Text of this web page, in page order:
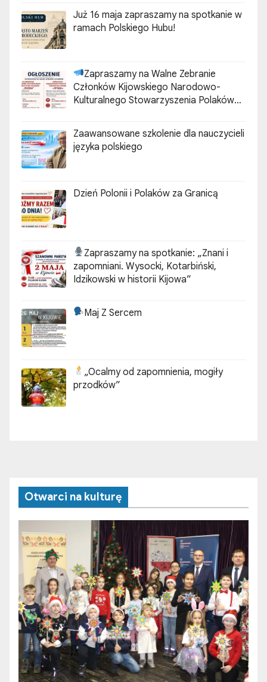
Już 16 maja zapraszamy na spotkanie w
ramach Polskiego Hubu!
Zapraszamy na Walne Zebranie
Członków Kijowskiego Narodowo-
Kulturalnego Stowarzyszenia Polaków
Zaawansowane szkolenie dla nauczycieli
języka polskiego
Dzień Polonii i Polaków za Granicą
Zapraszamy na spotkanie: „Znani i
zapomniani. Wysocki, Kotarbiński,
Idzikowski w historii Kijowa”
Maj Z Sercem
„Ocalmy od zapomnienia, mogiły
przodków”
Otwarci na kulturę